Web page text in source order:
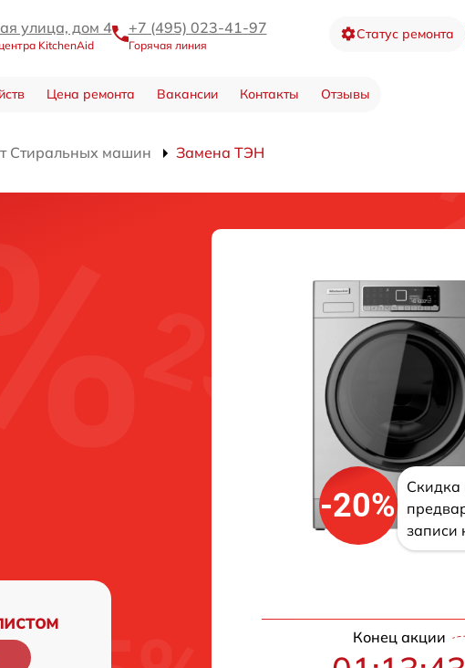
улица, дом 4
KitchenAid
+7 (495) 023-41-97
Горячая линия
Статус ремонта
Цена ремонта Вакансии Контакты Отзывы
Стиральных машин Замена ТЭН
-20%
Скидка
записи
Конец акции